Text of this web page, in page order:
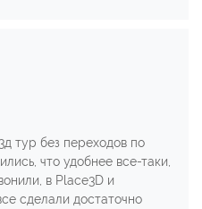
тур без переходов по
что удобнее все-таки,
в Place3D и
сделали достаточно